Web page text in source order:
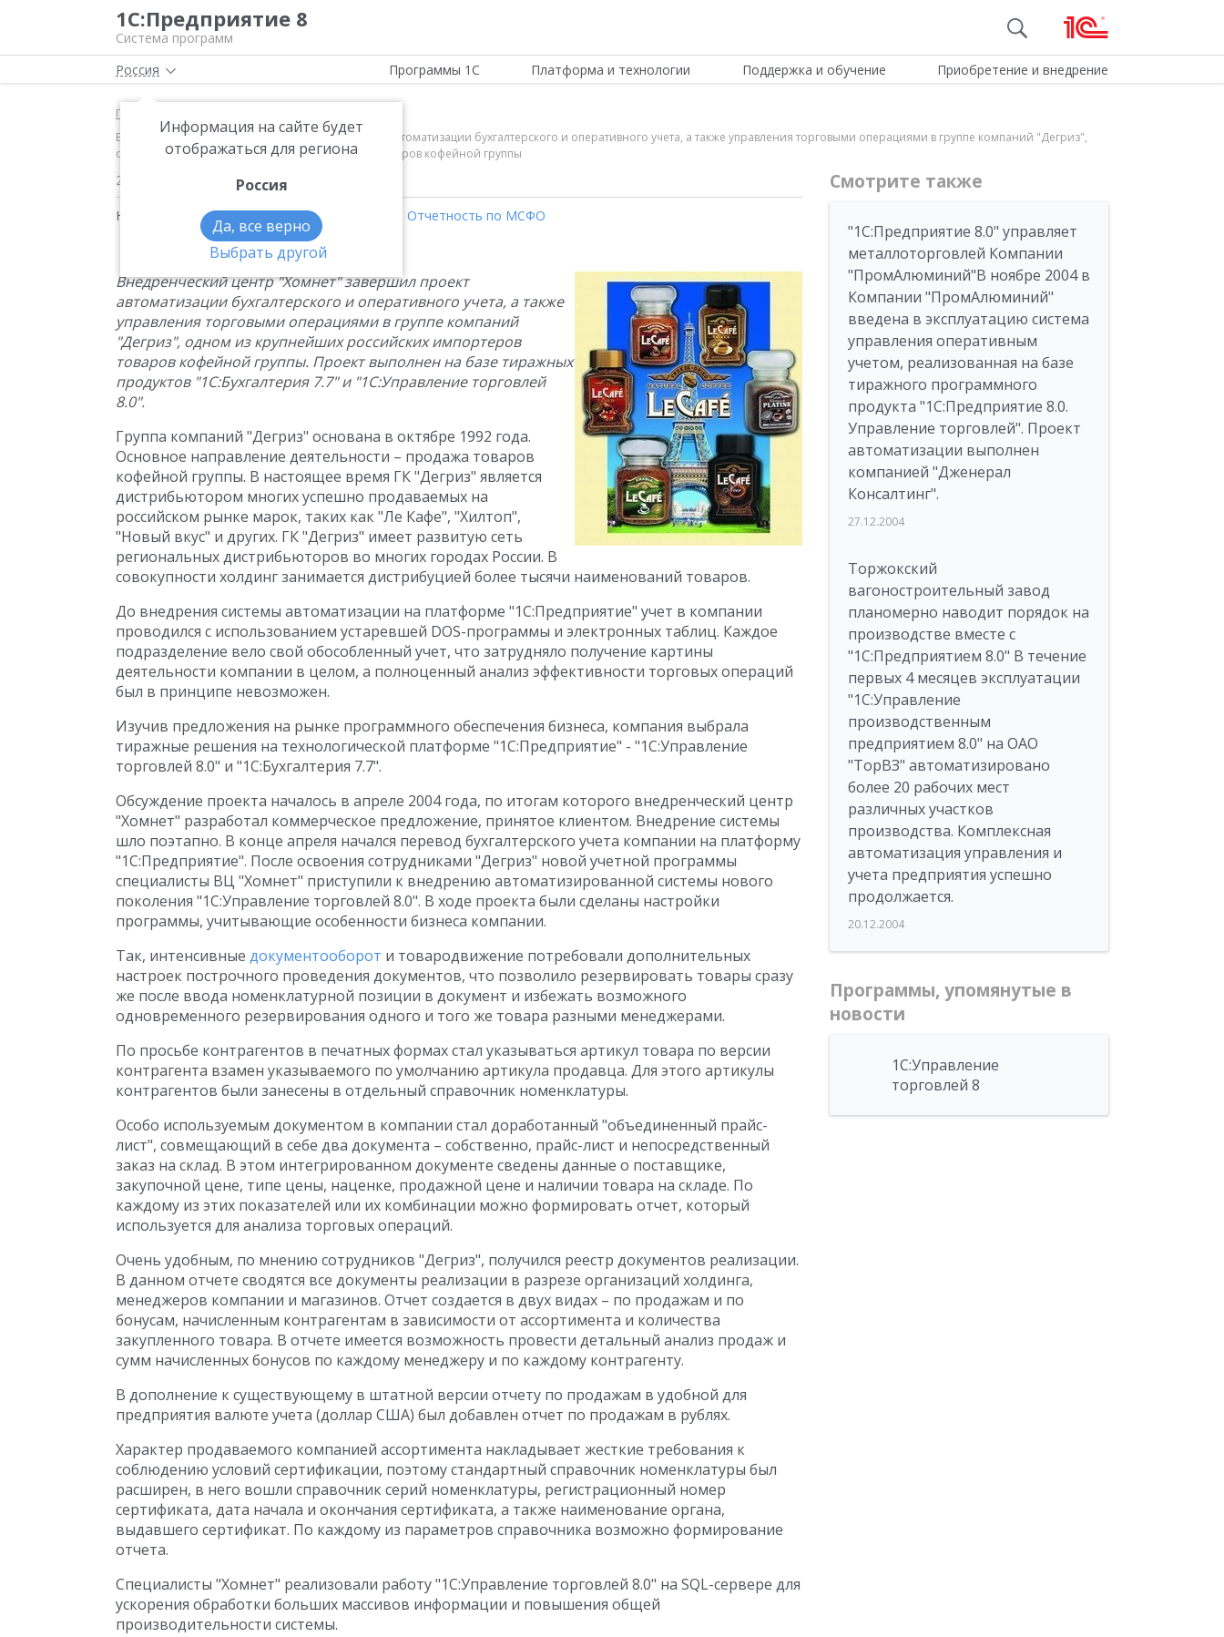
1С:Предприятие 8
Система программ
Россия
Информация на сайте будет
отображаться для региона
Россия
Да, все верно
Выбрать другой
Программы 1С Платформа и технологии Поддержка и обучение Приобретение и внедрение
Главная
Внедренческий центр "Хомнет" завершил проект автоматизации бухгалтерского и оперативного учета, а также управления торговыми операциями в группе компаний "Дегриз",
одном из крупнейших российских импортеров товаров кофейной группы
22.12.2004
Новости на тему:1С:Управление торговлей 8 Отчетность по МСФО
Внедренческий центр "Хомнет" завершил проект
автоматизации бухгалтерского и оперативного учета, а также
управления торговыми операциями в группе компаний
"Дегриз", одном из крупнейших российских импортеров
товаров кофейной группы. Проект выполнен на базе тиражных
продуктов "1С:Бухгалтерия 7.7" и "1С:Управление торговлей
8.0".
Группа компаний "Дегриз" основана в октябре 1992 года.
Основное направление деятельности – продажа товаров
кофейной группы. В настоящее время ГК "Дегриз" является
дистрибьютором многих успешно продаваемых на
российском рынке марок, таких как "Ле Кафе", "Хилтоп",
"Новый вкус" и других. ГК "Дегриз" имеет развитую сеть
региональных дистрибьюторов во многих городах России. В
совокупности холдинг занимается дистрибуцией более тысячи наименований товаров.
До внедрения системы автоматизации на платформе "1С:Предприятие" учет в компании
проводился с использованием устаревшей DOS-программы и электронных таблиц. Каждое
подразделение вело свой обособленный учет, что затрудняло получение картины
деятельности компании в целом, а полноценный анализ эффективности торговых операций
был в принципе невозможен.
Изучив предложения на рынке программного обеспечения бизнеса, компания выбрала
тиражные решения на технологической платформе "1С:Предприятие" - "1С:Управление
торговлей 8.0" и "1С:Бухгалтерия 7.7".
Обсуждение проекта началось в апреле 2004 года, по итогам которого внедренческий центр
"Хомнет" разработал коммерческое предложение, принятое клиентом. Внедрение системы
шло поэтапно. В конце апреля начался перевод бухгалтерского учета компании на платформу
"1С:Предприятие". После освоения сотрудниками "Дегриз" новой учетной программы
специалисты ВЦ "Хомнет" приступили к внедрению автоматизированной системы нового
поколения "1С:Управление торговлей 8.0". В ходе проекта были сделаны настройки
программы, учитывающие особенности бизнеса компании.
Так, интенсивные документооборот и товародвижение потребовали дополнительных
настроек построчного проведения документов, что позволило резервировать товары сразу
же после ввода номенклатурной позиции в документ и избежать возможного
одновременного резервирования одного и того же товара разными менеджерами.
По просьбе контрагентов в печатных формах стал указываться артикул товара по версии
контрагента взамен указываемого по умолчанию артикула продавца. Для этого артикулы
контрагентов были занесены в отдельный справочник номенклатуры.
Особо используемым документом в компании стал доработанный "объединенный прайс-
лист", совмещающий в себе два документа – собственно, прайс-лист и непосредственный
заказ на склад. В этом интегрированном документе сведены данные о поставщике,
закупочной цене, типе цены, наценке, продажной цене и наличии товара на складе. По
каждому из этих показателей или их комбинации можно формировать отчет, который
используется для анализа торговых операций.
Очень удобным, по мнению сотрудников "Дегриз", получился реестр документов реализации.
В данном отчете сводятся все документы реализации в разрезе организаций холдинга,
менеджеров компании и магазинов. Отчет создается в двух видах – по продажам и по
бонусам, начисленным контрагентам в зависимости от ассортимента и количества
закупленного товара. В отчете имеется возможность провести детальный анализ продаж и
сумм начисленных бонусов по каждому менеджеру и по каждому контрагенту.
В дополнение к существующему в штатной версии отчету по продажам в удобной для
предприятия валюте учета (доллар США) был добавлен отчет по продажам в рублях.
Характер продаваемого компанией ассортимента накладывает жесткие требования к
соблюдению условий сертификации, поэтому стандартный справочник номенклатуры был
расширен, в него вошли справочник серий номенклатуры, регистрационный номер
сертификата, дата начала и окончания сертификата, а также наименование органа,
выдавшего сертификат. По каждому из параметров справочника возможно формирование
отчета.
Специалисты "Хомнет" реализовали работу "1С:Управление торговлей 8.0" на SQL-сервере для
ускорения обработки больших массивов информации и повышения общей
производительности системы.
Смотрите также
"1С:Предприятие 8.0" управляет
металлоторговлей Компании
"ПромАлюминий"В ноябре 2004 в
Компании "ПромАлюминий"
введена в эксплуатацию система
управления оперативным
учетом, реализованная на базе
тиражного программного
продукта "1С:Предприятие 8.0.
Управление торговлей". Проект
автоматизации выполнен
компанией "Дженерал
Консалтинг".
27.12.2004
Торжокский
вагоностроительный завод
планомерно наводит порядок на
производстве вместе с
"1С:Предприятием 8.0" В течение
первых 4 месяцев эксплуатации
"1С:Управление
производственным
предприятием 8.0" на ОАО
"ТорВЗ" автоматизировано
более 20 рабочих мест
различных участков
производства. Комплексная
автоматизация управления и
учета предприятия успешно
продолжается.
20.12.2004
Программы, упомянутые в
новости
1С:Управление
торговлей 8